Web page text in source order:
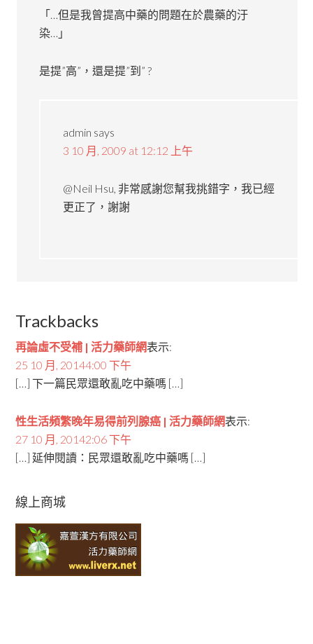
「…但是我曾提高中藥的問題在於農藥的汙
染…」
是提”高”，還是提”到” ?
admin says
3 10 月, 2009 at 12:12 上午
@Neil Hsu, 非常感謝您幫我挑錯字，我已經
更正了，謝謝
Trackbacks
再論虛不受補 | 活力藥師網表示:
25 10 月, 20144:00 下午
[…] 下一篇民眾還敢亂吃中藥嗎 […]
性生活頻繁晚年易得前列腺癌 | 活力藥師網表示:
27 10 月, 20142:06 下午
[…] 延伸閱讀：民眾還敢亂吃中藥嗎 […]
線上商城